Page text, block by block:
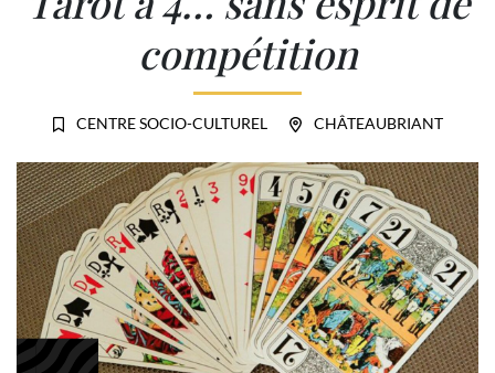
compétition
CENTRE SOCIO-CULTUREL CHÂTEAUBRIANT